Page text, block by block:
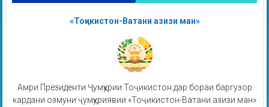
«Тоҷикистон-Ватани азизи ман»
Амри Президенти Ҷумҳурии Тоҷикистон дар бораи баргузор
кардани озмуни ҷумҳуриявии «Тоҷикистон-Ватани азизи ман»